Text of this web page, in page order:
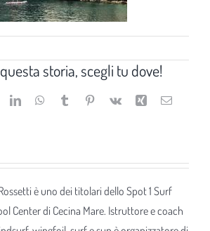
storia, scegli tu dove!
LinkedInWhatsApp
TumblrPinterest
Vk Xing Email
è uno dei titolari dello Spot 1 Surf
Center di Cecina Mare. Istruttore e coach